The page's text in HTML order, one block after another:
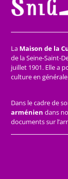
La Maison de la
de la Seine-Saint-
juillet 1901. Elle a
culture en
Dans le cadre de
arménien dans
documents sur